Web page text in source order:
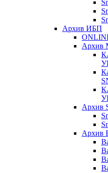
Архив ИБП
Архив
Архив
Архив